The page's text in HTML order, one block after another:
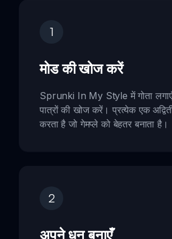
1
मोड की खोज करें
Sprunki In My Style में गोता
पात्रों की खोज करें। प्रत्येक एक
करता है जो गेमप्ले को बेहतर बनाता है।
2
अपने धुन बनाएँ